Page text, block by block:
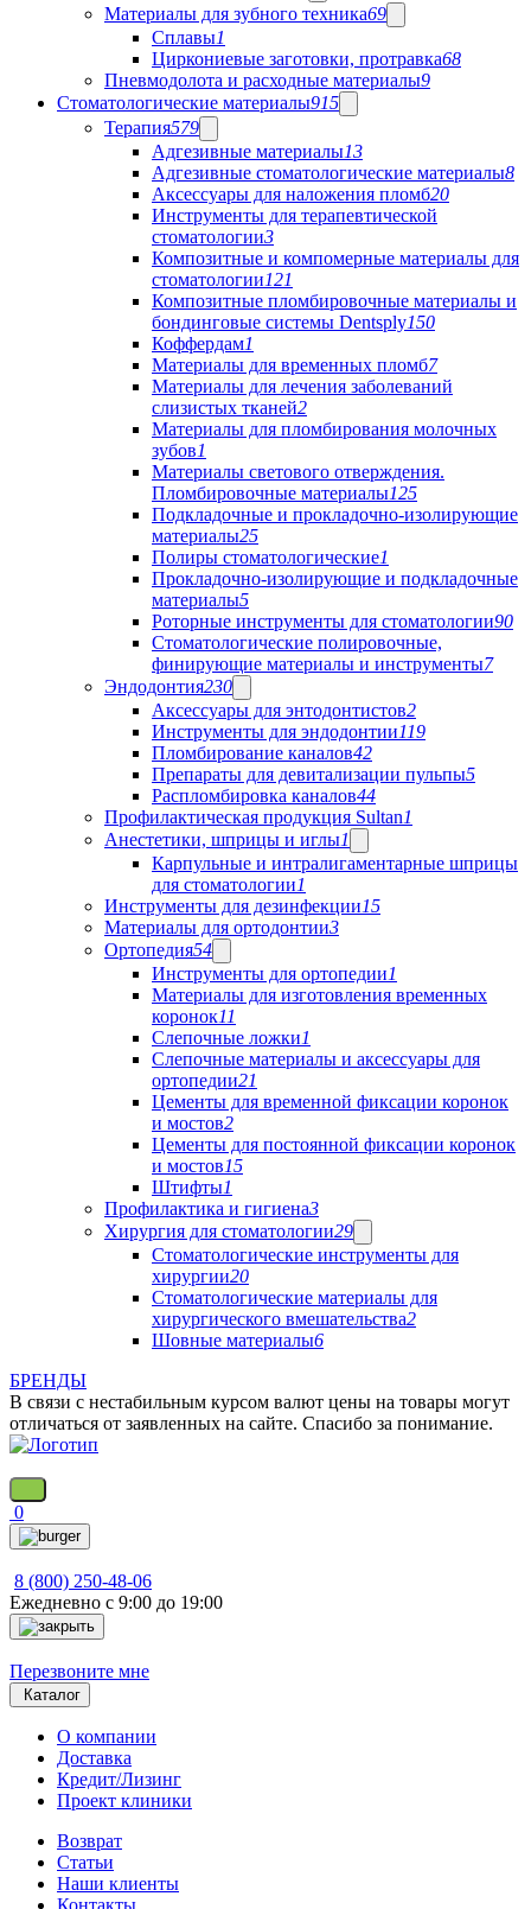
Материалы для зубного техника69
Сплавы1
Циркониевые заготовки, протравка68
Пневмодолота и расходные материалы9
Стоматологические материалы915
Терапия579
Адгезивные материалы13
Адгезивные стоматологические материалы8
Аксессуары для наложения пломб20
Инструменты для терапевтической
стоматологии3
Композитные и компомерные материалы для
стоматологии121
Композитные пломбировочные материалы и
бондинговые системы Dentsply150
Коффердам1
Материалы для временных пломб7
Материалы для лечения заболеваний
слизистых тканей2
Материалы для пломбирования молочных
зубов1
Материалы светового отверждения.
Пломбировочные материалы125
Подкладочные и прокладочно-изолирующие
материалы25
Полиры стоматологические1
Прокладочно-изолирующие и подкладочные
материалы5
Роторные инструменты для стоматологии90
Стоматологические полировочные,
финирующие материалы и инструменты7
Эндодонтия230
Аксессуары для энтодонтистов2
Инструменты для эндодонтии119
Пломбирование каналов42
Препараты для девитализации пульпы5
Распломбировка каналов44
Профилактическая продукция Sultan1
Анестетики, шприцы и иглы1
Карпульные и интралигаментарные шприцы
для стоматологии1
Инструменты для дезинфекции15
Материалы для ортодонтии3
Ортопедия54
Инструменты для ортопедии1
Материалы для изготовления временных
коронок11
Слепочные ложки1
Слепочные материалы и аксессуары для
ортопедии21
Цементы для временной фиксации коронок
и мостов2
Цементы для постоянной фиксации коронок
и мостов15
Штифты1
Профилактика и гигиена3
Хирургия для стоматологии29
Стоматологические инструменты для
хирургии20
Стоматологические материалы для
хирургического вмешательства2
Шовные материалы6
БРЕНДЫ
В связи с нестабильным курсом валют цены на товары могут
отличаться от заявленных на сайте. Спасибо за понимание.
0
8 (800) 250-48-06
Ежедневно с 9:00 до 19:00
Перезвоните мне
Каталог
О компании
Доставка
Кредит/Лизинг
Проект клиники
Возврат
Статьи
Наши клиенты
Контакты